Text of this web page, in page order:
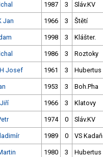
1987 3 Sláv.KV
Jan 1966 3 Štětí
1998 3 Klášter.
1986 3 Roztoky
Josef 1961 3 Hubertus
1953 3 Boh.Pha
1966 3 Klatovy
1974 0 Sláv.KV
1989 0 VS Kadaň
1980 3 Hubertus